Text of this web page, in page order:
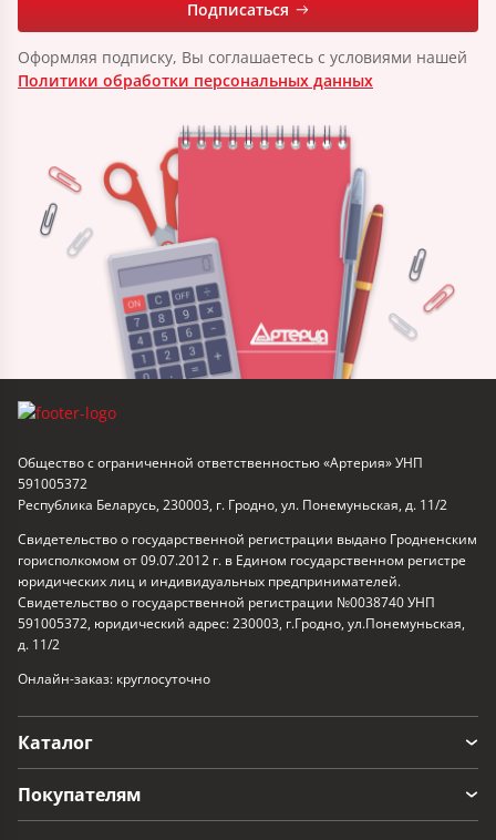
Подписаться
Оформляя подписку, Вы соглашаетесь с условиями нашей
Политики обработки персональных данных
Общество с ограниченной ответственностью «Артерия» УНП
591005372
Республика Беларусь, 230003, г. Гродно, ул. Понемуньская, д. 11/2
Свидетельство о государственной регистрации выдано Гродненским
горисполкомом от 09.07.2012 г. в Едином государственном регистре
юридических лиц и индивидуальных предпринимателей.
Свидетельство о государственной регистрации №0038740 УНП
591005372, юридический адрес: 230003, г.Гродно, ул.Понемуньская,
д. 11/2
Онлайн-заказ: круглосуточно
Каталог
Покупателям